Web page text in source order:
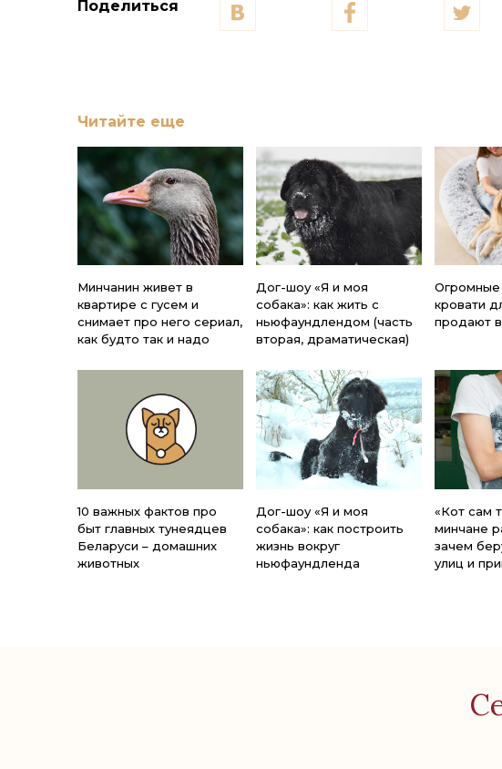
Поделиться
Читайте еще
Минчанин живет в
квартире с гусем и
снимает про него сериал,
как будто так и надо
Дог-шоу «Я и моя
собака»: как жить с
ньюфаундлендом (часть
вторая, драматическая)
Огромные
кровати
продают
10 важных фактов про
быт главных тунеядцев
Беларуси – домашних
животных
Дог-шоу «Я и моя
собака»: как построить
жизнь вокруг
ньюфаундленда
«Кот сам
минчане
зачем
улиц и